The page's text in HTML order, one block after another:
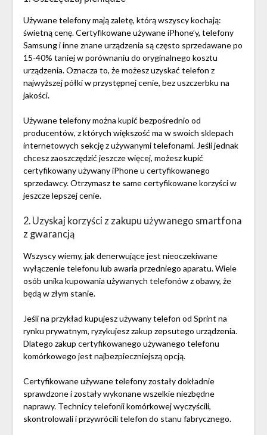
Używane telefony mają zaletę, którą wszyscy kochają:
świetną cenę. Certyfikowane używane iPhone’y, telefony
Samsung i inne znane urządzenia są często sprzedawane po
15-40% taniej w porównaniu do oryginalnego kosztu
urządzenia. Oznacza to, że możesz uzyskać telefon z
najwyższej półki w przystępnej cenie, bez uszczerbku na
jakości.
Używane telefony można kupić bezpośrednio od
producentów, z których większość ma w swoich sklepach
internetowych sekcję z używanymi telefonami. Jeśli jednak
chcesz zaoszczędzić jeszcze więcej, możesz kupić
certyfikowany używany iPhone u certyfikowanego
sprzedawcy. Otrzymasz te same certyfikowane korzyści w
jeszcze lepszej cenie.
2. Uzyskaj korzyści z zakupu używanego smartfona
z gwarancją
Wszyscy wiemy, jak denerwujące jest nieoczekiwane
wyłączenie telefonu lub awaria przedniego aparatu. Wiele
osób unika kupowania używanych telefonów z obawy, że
będą w złym stanie.
Jeśli na przykład kupujesz używany telefon od Sprint na
rynku prywatnym, ryzykujesz zakup zepsutego urządzenia.
Dlatego zakup certyfikowanego używanego telefonu
komórkowego jest najbezpieczniejszą opcją.
Certyfikowane używane telefony zostały dokładnie
sprawdzone i zostały wykonane wszelkie niezbędne
naprawy. Technicy telefonii komórkowej wyczyścili,
skontrolowali i przywrócili telefon do stanu fabrycznego.